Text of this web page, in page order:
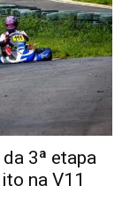
3ª etapa
na V11